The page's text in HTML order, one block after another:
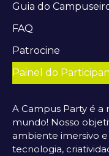
Guia do
FAQ
Patrocine
Painel do
A Campus Party é
mundo! Nosso
ambiente imersivo
tecnologia,